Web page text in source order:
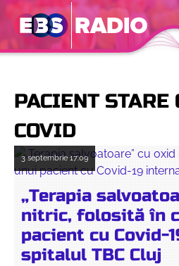
PACIENT STARE
COVID
3 septembrie 17:09
„Terapia
nitric, folosită în
pacient cu Covid-
spitalul TBC Cluj